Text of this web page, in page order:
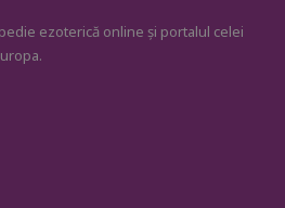
ezoterică online și portalul celei